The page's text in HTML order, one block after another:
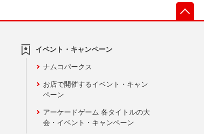
イベント・キャンペーン
ナムコパークス
お店で開催するイベント・キャン
ペーン
アーケードゲーム 各タイトルの大
会・イベント・キャンペーン